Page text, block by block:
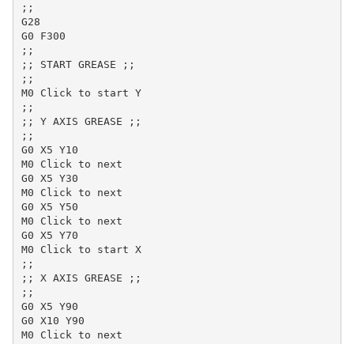
;;
G28
G0 F300
;;
;; START GREASE ;;
;;
M0 Click to start Y
;;
;; Y AXIS GREASE ;;
;;
G0 X5 Y10
M0 Click to next
G0 X5 Y30
M0 Click to next
G0 X5 Y50
M0 Click to next
G0 X5 Y70
M0 Click to start X
;;
;; X AXIS GREASE ;;
;;
G0 X5 Y90
G0 X10 Y90
M0 Click to next